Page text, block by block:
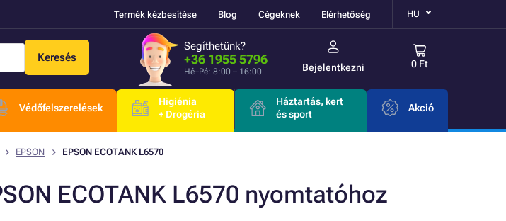
Termék kézbesítése Blog Cégeknek Elérhetőség HU
Keresés
Segíthetünk?
+36 1955 5796
Hé–Pé: 8:00 – 16:00 Bejelentkezni 0 Ft
Védőfelszerelések
Higiénia
+ Drogéria
Háztartás, kert
és sport
Akció
EPSON EPSON ECOTANK L6570
ECOTANK L6570 nyomtatóhoz